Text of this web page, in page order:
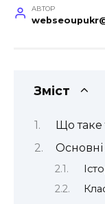
АВТОР
Зміст
Що таке
Основні